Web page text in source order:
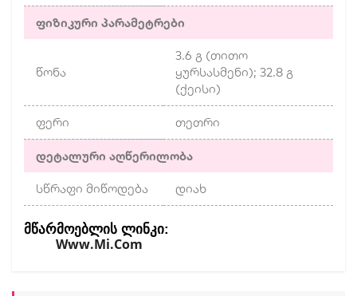
ფიზიკური პარამეტრები
წონა
3.6 გ (თითო
ყურსასმენი); 32.8 გ
(ქეისი)
ფერი თეთრი
დეტალური აღწერილობა
სწრაფი მიწოდება დიახ
Მწარმოებლის Ლინკი:
Www.mi.com